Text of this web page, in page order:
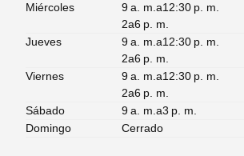
Miércoles
9 a. m.a12:30 p. m.
2a6 p. m.
Jueves
9 a. m.a12:30 p. m.
2a6 p. m.
Viernes
9 a. m.a12:30 p. m.
2a6 p. m.
Sábado
9 a. m.a3 p. m.
Domingo
Cerrado